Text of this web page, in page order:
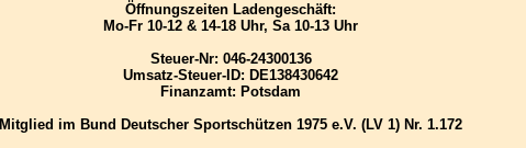
Öffnungszeiten Ladengeschäft:
Mo-Fr 10-12 & 14-18 Uhr, Sa 10-13 Uhr
Steuer-Nr: 046-24300136
Umsatz-Steuer-ID: DE138430642
Finanzamt: Potsdam
Mitglied im Bund Deutscher Sportschützen 1975 e.V. (LV 1) Nr. 1.172